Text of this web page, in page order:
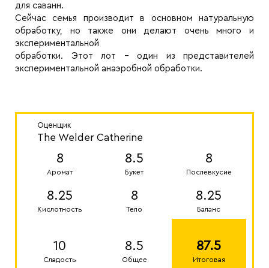
для саванн.
Сейчас семья производит в основном натуральную
обработку, но также они делают очень много и
экспериментальной
обработки. Этот лот - один из представителей
экспериментальной анаэробной обработки.
Оценщик
The Welder Catherine
8
Аромат
8.5
Букет
8
Послевкусие
8.25
Кислотность
8
Тело
8.25
Баланс
10
Сладость
8.5
Общее
87.5
Итоговая